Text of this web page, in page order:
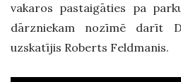
vakaros pastaigāties pa
dārzniekam nozīmē darīt
uzskatījis Roberts Feldmanis.